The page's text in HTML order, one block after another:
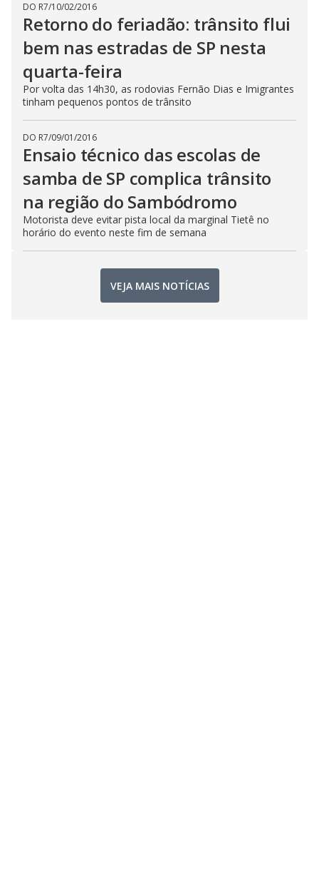
DO R7/10/02/2016
Retorno do feriadão: trânsito flui
bem nas estradas de SP nesta
quarta-feira
Por volta das 14h30, as rodovias Fernão Dias e Imigrantes
tinham pequenos pontos de trânsito
DO R7/09/01/2016
Ensaio técnico das escolas de
samba de SP complica trânsito
na região do Sambódromo
Motorista deve evitar pista local da marginal Tietê no
horário do evento neste fim de semana
VEJA MAIS NOTÍCIAS